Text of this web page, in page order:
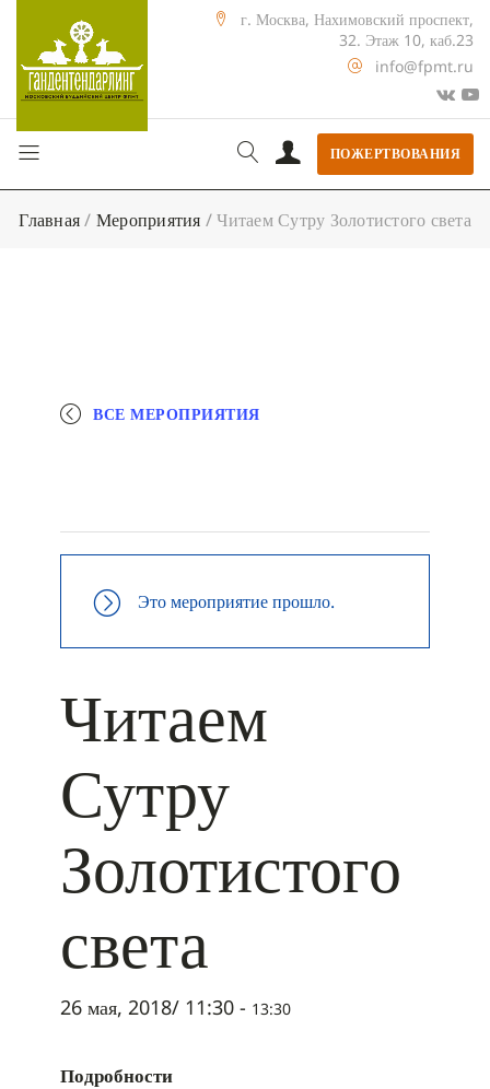
г. Москва, Нахимовский проспект,
32. Этаж 10, каб.23
info@fpmt.ru
ПОЖЕРТВОВАНИЯ
Главная/ Мероприятия /Читаем Сутру Золотистого света
ВСЕ МЕРОПРИЯТИЯ
Это мероприятие прошло.
Читаем
Сутру
Золотистого
света
26 мая, 2018/ 11:30 - 13:30
Подробности